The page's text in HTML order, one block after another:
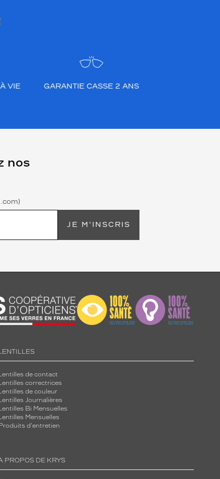
VIE GARANTIE CASSE 2 ANS
nos
JE M'INSCRIS
de contact
correctrices
de couleur
Journalières
Bi Mensuelles
Mensuelles
d'entretien
PROPOS DE KRYS